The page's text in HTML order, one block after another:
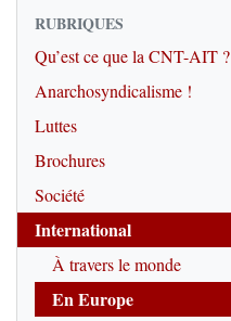
RUBRIQUES
Qu’est ce que la CNT-AIT ?
Anarchosyndicalisme !
Luttes
Brochures
Société
International
À travers le monde
En Europe